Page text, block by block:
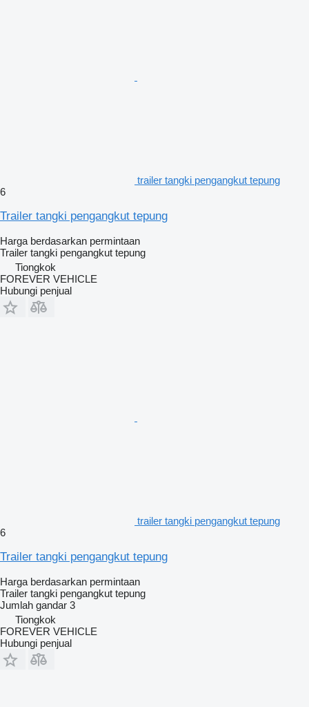
trailer tangki pengangkut tepung
6
Trailer tangki pengangkut tepung
Harga berdasarkan permintaan
Trailer tangki pengangkut tepung
Tiongkok
FOREVER VEHICLE
Hubungi penjual
trailer tangki pengangkut tepung
6
Trailer tangki pengangkut tepung
Harga berdasarkan permintaan
Trailer tangki pengangkut tepung
Jumlah gandar 3
Tiongkok
FOREVER VEHICLE
Hubungi penjual